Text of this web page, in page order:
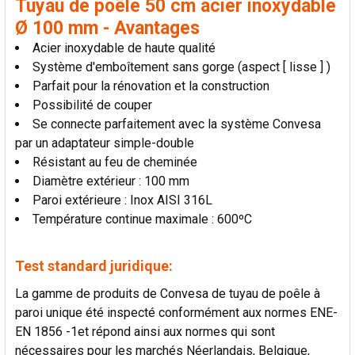
LA
SÉLECTION
AU PANIER
Tuyau de poêle 50 cm acier inoxydable
Ø 100 mm - Avantages
Acier inoxydable de haute qualité
Système d'emboîtement sans gorge (aspect [ lisse ] )
Parfait pour la rénovation et la construction
Possibilité de couper
Se connecte parfaitement avec la système Convesa
par un adaptateur simple-double
Résistant au feu de cheminée
Diamètre extérieur : 100 mm
Paroi extérieure : Inox AISI 316L
Température continue maximale : 600ºC
Test standard juridique:
La gamme de produits de Convesa de tuyau de poêle à
paroi unique été inspecté conformément aux normes ENE-
EN 1856 -1et répond ainsi aux normes qui sont
nécessaires pour les marchés Néerlandais, Belgique,